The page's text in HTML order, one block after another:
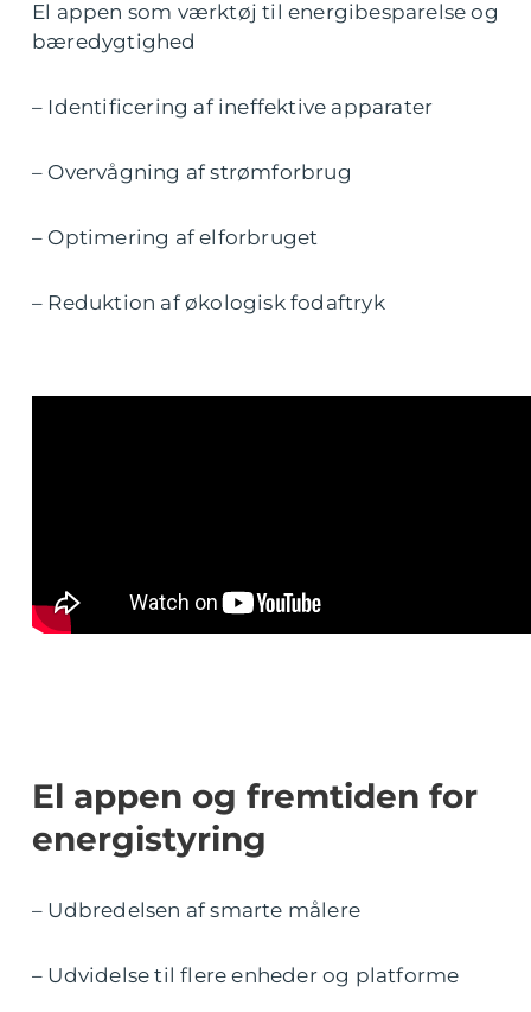
El appen som værktøj til energibesparelse og
bæredygtighed
– Identificering af ineffektive apparater
– Overvågning af strømforbrug
– Optimering af elforbruget
– Reduktion af økologisk fodaftryk
El appen og fremtiden for
energistyring
– Udbredelsen af smarte målere
– Udvidelse til flere enheder og platforme